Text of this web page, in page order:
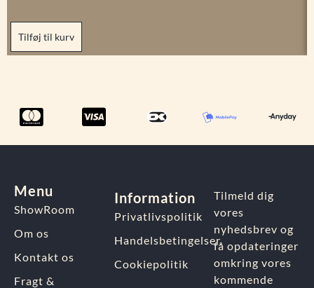
Tilføj til kurv
Menu
ShowRoom
Om os
Kontakt os
Fragt &
Information
Privatlivspolitik
Handelsbetingelser
Cookiepolitik
Tilmeld dig
vores
nyhedsbrev og
få opdateringer
omkring vores
kommende